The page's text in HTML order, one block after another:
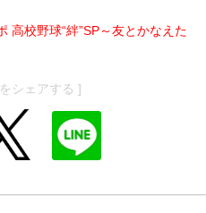
校野球“絆”SP～友とかなえた
シェアする ]